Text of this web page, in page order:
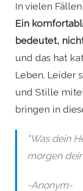
In vielen
Ein
bedeutet,
und das hat
Leben. Leider
und Stille
bringen in
"Was dein
morgen
-Anonym-